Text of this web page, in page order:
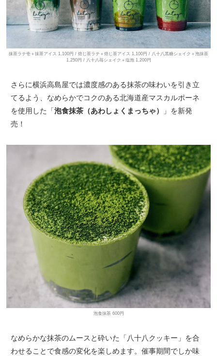
抹茶ラテ壱＋抹茶アイス 1,100円 / 焙じ茶ラテ＋焙じ茶アイス 1,100円 / 八十八黒糖シェイク＋泡抹茶
1,250円 / 八十八苺シェイク＋塩泡 1,200円
さらに横浜高島屋では濃度感のある抹茶の味わいを引き立
てるよう、なめらかでコクのある北海道産マスカルポーネ
を使用した「泡食抹茶（あわしょくまっちゃ）
」を新発
売！
泡食抹茶 600円
なめらかな抹茶のムースと砕いた「八十八クッキー」を合
わせることで食感の変化を楽しめます。催事期間でしか味